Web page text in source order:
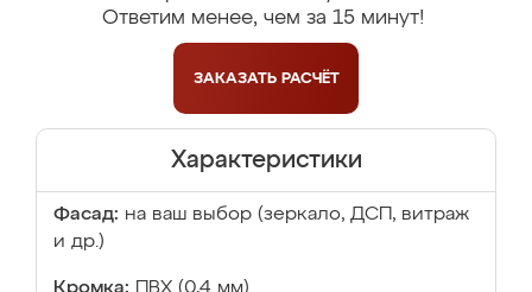
Ответим менее, чем за 15 минут!
ЗАКАЗАТЬ РАСЧЁТ
Характеристики
Фасад: на ваш выбор (зеркало, ДСП, витраж
и др.)